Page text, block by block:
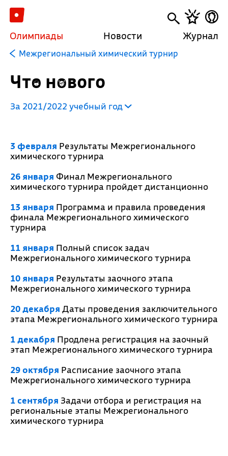
Олимпиады Новости Журнал
Межрегиональный химический турнир
Что нового
За 2021/2022 учебный год
3 февраля Результаты Межрегионального
химического турнира
26 января Финал Межрегионального
химического турнира пройдет дистанционно
13 января Программа и правила проведения
финала Межрегионального химического
турнира
11 января Полный список задач
Межрегионального химического турнира
10 января Результаты заочного этапа
Межрегионального химического турнира
20 декабря Даты проведения заключительного
этапа Межрегионального химического турнира
1 декабря Продлена регистрация на заочный
этап Межрегионального химического турнира
29 октября Расписание заочного этапа
Межрегионального химического турнира
1 сентября Задачи отбора и регистрация на
региональные этапы Межрегионального
химического турнира